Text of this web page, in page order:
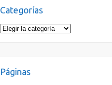
Categorías
Categorías
Páginas